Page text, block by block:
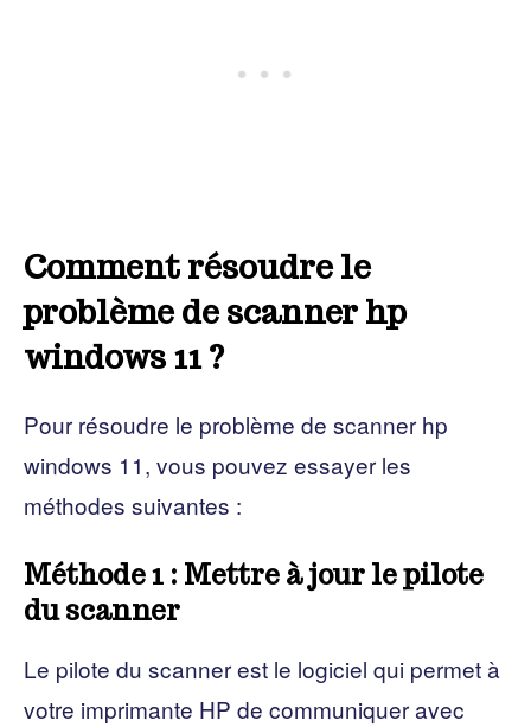
Comment résoudre le
problème de scanner hp
windows 11 ?
Pour résoudre le problème de scanner hp
windows 11, vous pouvez essayer les
méthodes suivantes :
Méthode 1 : Mettre à jour le pilote
du scanner
Le pilote du scanner est le logiciel qui permet à
votre imprimante HP de communiquer avec